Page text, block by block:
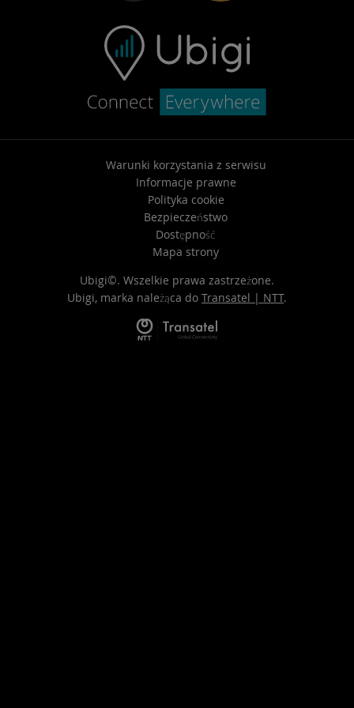
Warunki korzystania z serwisu
Informacje prawne
Polityka cookie
Bezpieczeństwo
Dostępność
Mapa strony
Ubigi©. Wszelkie prawa zastrzeżone.
Ubigi, marka należąca do Transatel | NTT.